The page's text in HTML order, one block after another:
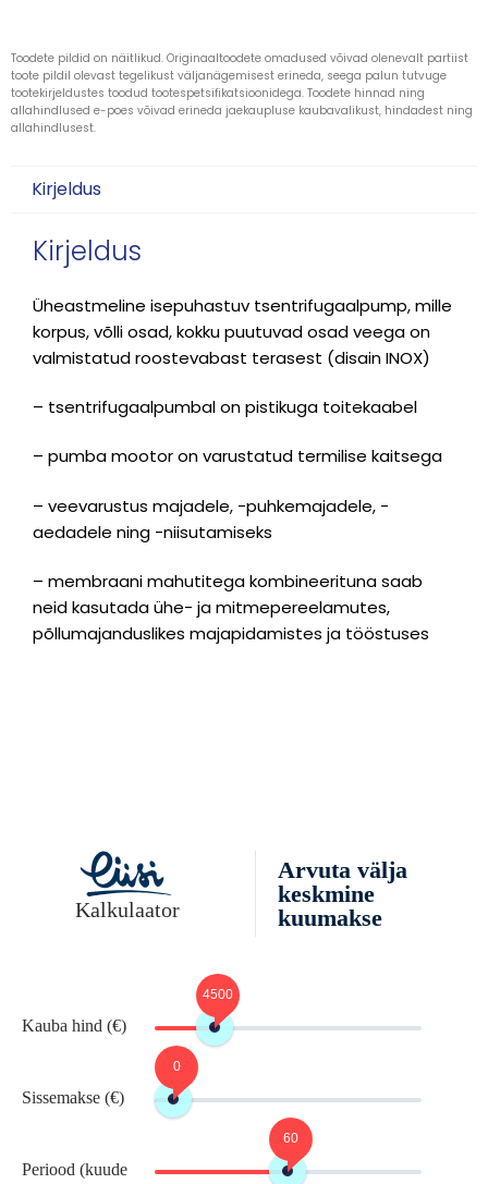
Toodete pildid on näitlikud. Originaaltoodete omadused võivad olenevalt partiist
toote pildil olevast tegelikust väljanägemisest erineda, seega palun tutvuge
tootekirjeldustes toodud tootespetsifikatsioonidega. Toodete hinnad ning
allahindlused e-poes võivad erineda jaekaupluse kaubavalikust, hindadest ning
allahindlusest.
Kirjeldus
Kirjeldus
Üheastmeline isepuhastuv tsentrifugaalpump, mille
korpus, võlli osad, kokku puutuvad osad veega on
valmistatud roostevabast terasest (disain INOX)
– tsentrifugaalpumbal on pistikuga toitekaabel
– pumba mootor on varustatud termilise kaitsega
– veevarustus majadele, -puhkemajadele, -
aedadele ning -niisutamiseks
– membraani mahutitega kombineerituna saab
neid kasutada ühe- ja mitmepereelamutes,
põllumajanduslikes majapidamistes ja tööstuses